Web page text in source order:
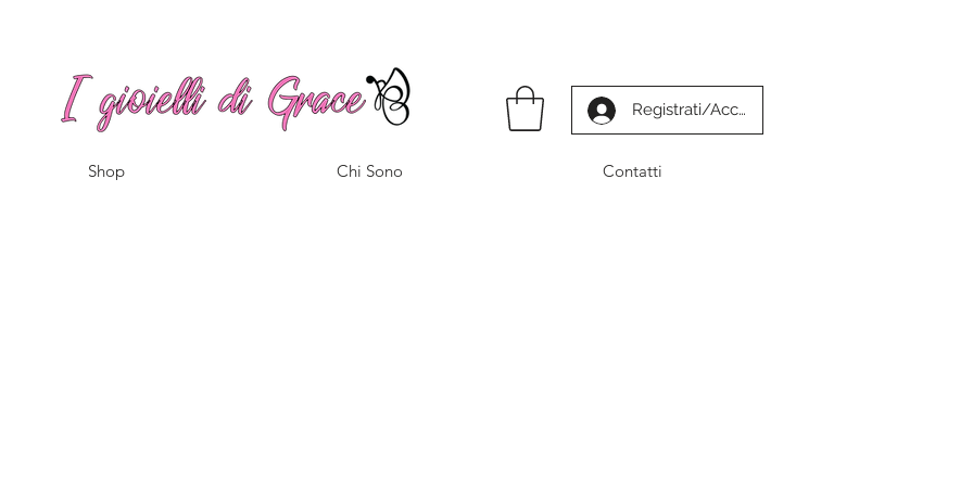
Registrati/Accedi
Shop Chi Sono Contatti